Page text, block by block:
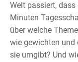
Welt passiert,
Minuten
über welche
wie gewichten und
sie umgibt? Und